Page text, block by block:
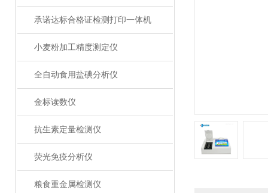
承诺达标合格证检测打印一体机
小麦粉加工精度测定仪
全自动食用盐碘分析仪
金标读数仪
抗生素定量检测仪
荧光免疫分析仪
粮食重金属检测仪